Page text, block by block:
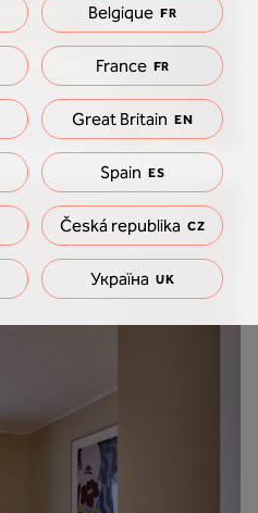
Belgique FR
France FR
Great Britain EN
Spain ES
Česká republika CZ
Україна UK